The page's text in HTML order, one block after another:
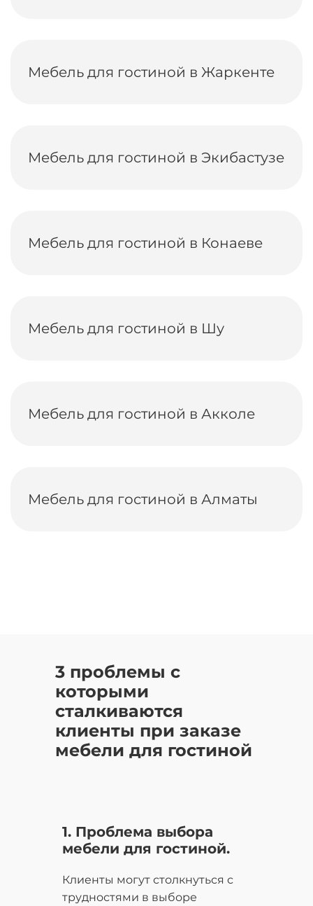
Мебель для гостиной в Жаркенте
Мебель для гостиной в Экибастузе
Мебель для гостиной в Конаеве
Мебель для гостиной в Шу
Мебель для гостиной в Акколе
Мебель для гостиной в Алматы
3 проблемы с
которыми
сталкиваются
клиенты при заказе
мебели для гостиной
1. Проблема выбора
мебели для гостиной.
Клиенты могут столкнуться с
трудностями в выборе